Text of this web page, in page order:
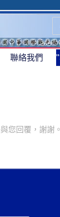
聯絡我們
您回覆，謝謝。